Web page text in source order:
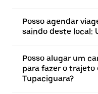
Posso agendar
saindo deste local:
Posso alugar um
para fazer o
Tupaciguara?